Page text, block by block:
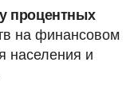
процентных
на финансовом
населения и